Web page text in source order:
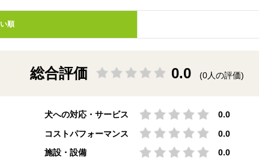
順
総合評価 0.0 (0人の評価)
犬への対応・サービス
0.0
コストパフォーマンス
0.0
施設・設備
0.0